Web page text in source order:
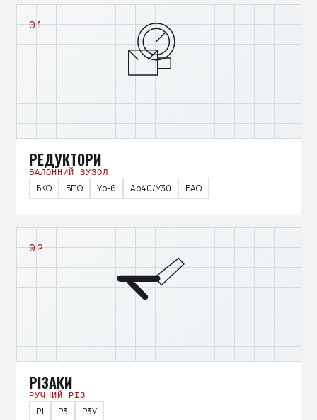
01
РЕДУКТОРИ
БАЛОННИЙ ВУЗОЛ
БКО
БПО Ур-6 Ар40/У30 БАО
02
РІЗАКИ
РУЧНИЙ РІЗ
Р1
Р3 Р3У